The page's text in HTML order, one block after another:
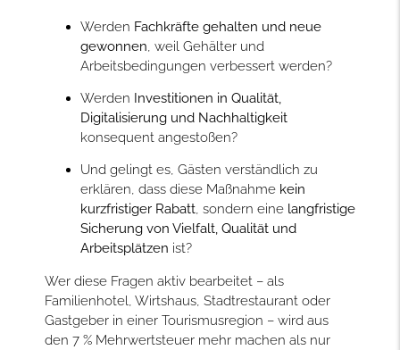
Werden Fachkräfte gehalten und neue
gewonnen, weil Gehälter und
Arbeitsbedingungen verbessert werden?
Werden Investitionen in Qualität,
Digitalisierung und Nachhaltigkeit
konsequent angestoßen?
Und gelingt es, Gästen verständlich zu
erklären, dass diese Maßnahme kein
kurzfristiger Rabatt, sondern eine langfristige
Sicherung von Vielfalt, Qualität und
Arbeitsplätzen ist?
Wer diese Fragen aktiv bearbeitet – als
Familienhotel, Wirtshaus, Stadtrestaurant oder
Gastgeber in einer Tourismusregion – wird aus
den 7 % Mehrwertsteuer mehr machen als nur